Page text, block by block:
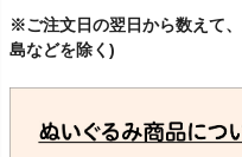
※ご注文日の翌日から数えて、
島などを除く)